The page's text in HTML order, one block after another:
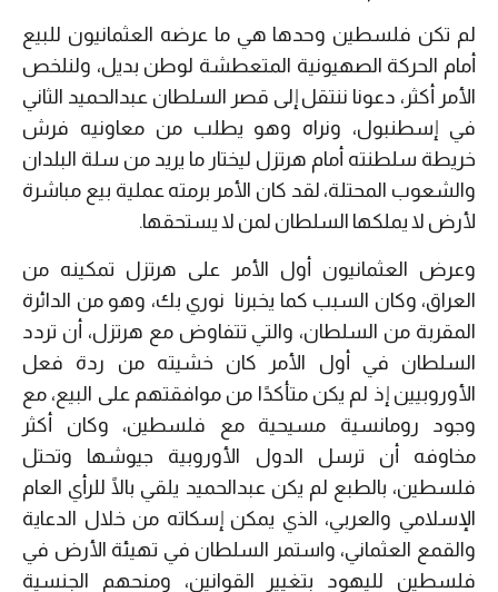
لم تكن فلسطين وحدها هي ما عرضه العثمانيون للبيع
أمام الحركة الصهيونية المتعطشة لوطن بديل، ولنلخص
الأمر أكثر، دعونا ننتقل إلى قصر السلطان عبدالحميد الثاني
في إسطنبول، ونراه وهو يطلب من معاونيه فرش
خريطة سلطنته أمام هرتزل ليختار ما يريد من سلة البلدان
والشعوب المحتلة، لقد كان الأمر برمته عملية بيع مباشرة
لأرض لا يملكها السلطان لمن لا يستحقها.
وعرض العثمانيون أول الأمر على هرتزل تمكينه من
العراق، وكان السبب كما يخبرنا نوري بك، وهو من الدائرة
المقربة من السلطان، والتي تتفاوض مع هرتزل، أن تردد
السلطان في أول الأمر كان خشيته من ردة فعل
الأوروبيين إذ لم يكن متأكدًا من موافقتهم على البيع، مع
وجود رومانسية مسيحية مع فلسطين، وكان أكثر
مخاوفه أن ترسل الدول الأوروبية جيوشها وتحتل
فلسطين، بالطبع لم يكن عبدالحميد يلقي بالًا للرأي العام
الإسلامي والعربي، الذي يمكن إسكاته من خلال الدعاية
والقمع العثماني، واستمر السلطان في تهيئة الأرض في
فلسطين لليهود بتغيير القوانين، ومنحهم الجنسية